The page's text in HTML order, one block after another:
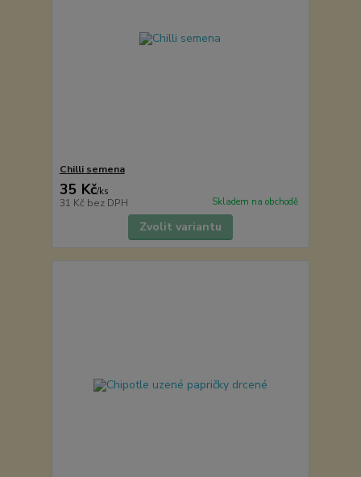
Chilli semena
35 Kč/ks
31 Kč bez DPH Skladem na obchodě
Zvolit variantu